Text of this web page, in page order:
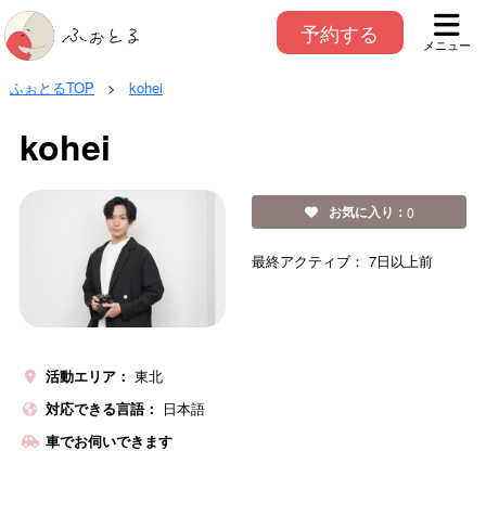
予約する メニュー
ふぉとるTOP > kohei
kohei
お気に入り： 0
最終アクティブ： 7日以上前
活動エリア： 東北
対応できる言語： 日本語
車でお伺いできます